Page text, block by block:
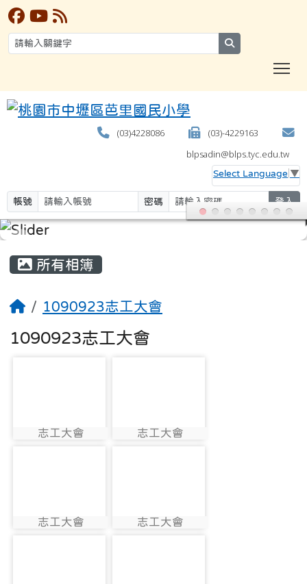
(03)4228086
(03)-4229163
blpsadin@blps.tyc.edu.tw
Select Language ▼
帳號 密碼 登入
所有相簿
1090923志工大會
1090923志工大會
志工大會
photo:1577 志工大會
photo:1578
志工大會
photo:1579 志工大會
photo:1580